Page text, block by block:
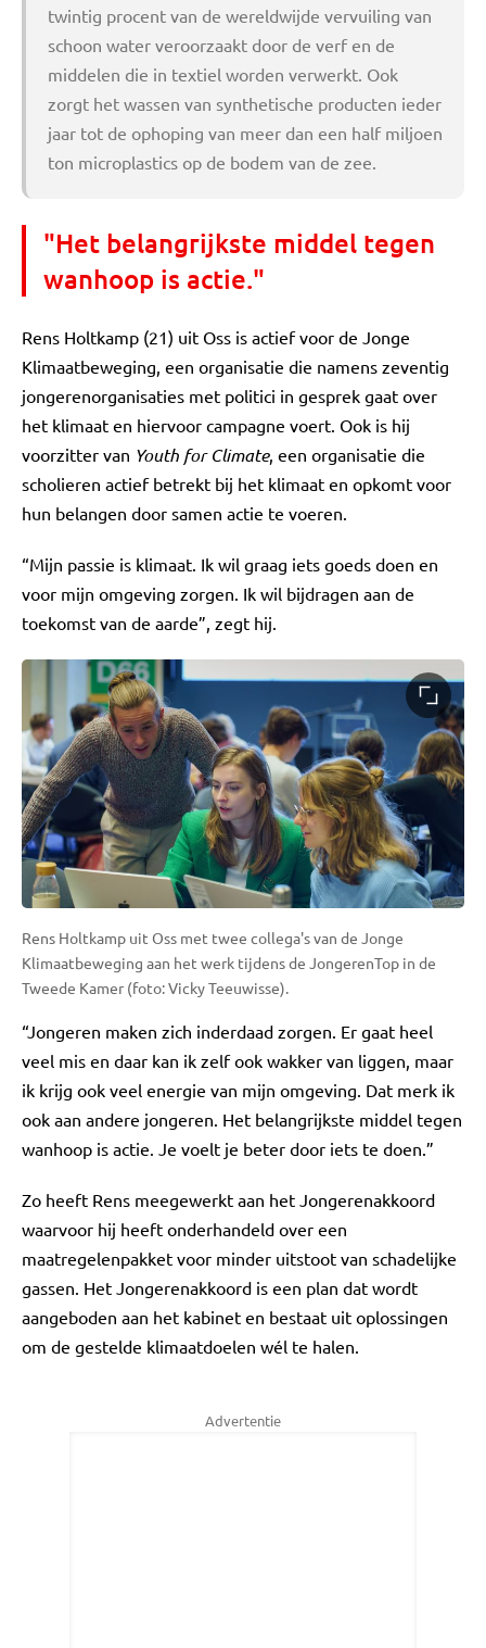
twintig procent van de wereldwijde vervuiling van
schoon water veroorzaakt door de verf en de
middelen die in textiel worden verwerkt. Ook
zorgt het wassen van synthetische producten ieder
jaar tot de ophoping van meer dan een half miljoen
ton microplastics op de bodem van de zee.
"Het belangrijkste middel tegen
wanhoop is actie."
Rens Holtkamp (21) uit Oss is actief voor de Jonge
Klimaatbeweging, een organisatie die namens zeventig
jongerenorganisaties met politici in gesprek gaat over
het klimaat en hiervoor campagne voert. Ook is hij
voorzitter van Youth for Climate, een organisatie die
scholieren actief betrekt bij het klimaat en opkomt voor
hun belangen door samen actie te voeren.
“Mijn passie is klimaat. Ik wil graag iets goeds doen en
voor mijn omgeving zorgen. Ik wil bijdragen aan de
toekomst van de aarde”, zegt hij.
Rens Holtkamp uit Oss met twee collega's van de Jonge
Klimaatbeweging aan het werk tijdens de JongerenTop in de
Tweede Kamer (foto: Vicky Teeuwisse).
“Jongeren maken zich inderdaad zorgen. Er gaat heel
veel mis en daar kan ik zelf ook wakker van liggen, maar
ik krijg ook veel energie van mijn omgeving. Dat merk ik
ook aan andere jongeren. Het belangrijkste middel tegen
wanhoop is actie. Je voelt je beter door iets te doen.”
Zo heeft Rens meegewerkt aan het Jongerenakkoord
waarvoor hij heeft onderhandeld over een
maatregelenpakket voor minder uitstoot van schadelijke
gassen. Het Jongerenakkoord is een plan dat wordt
aangeboden aan het kabinet en bestaat uit oplossingen
om de gestelde klimaatdoelen wél te halen.
Advertentie